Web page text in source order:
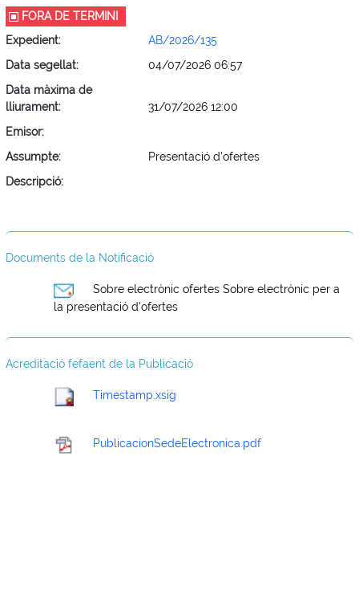
FORA DE TERMINI
Expedient:
AB/2026/135
Data segellat:
04/07/2026 06:57
Data màxima de
lliurament:
31/07/2026 12:00
Emisor:
Assumpte:
Presentació d'ofertes
Descripció:
Documents de la Notificació
Sobre electrònic ofertes Sobre electrònic per a
la presentació d'ofertes
Acreditació fefaent de la Publicació
Timestamp.xsig
PublicacionSedeElectronica.pdf